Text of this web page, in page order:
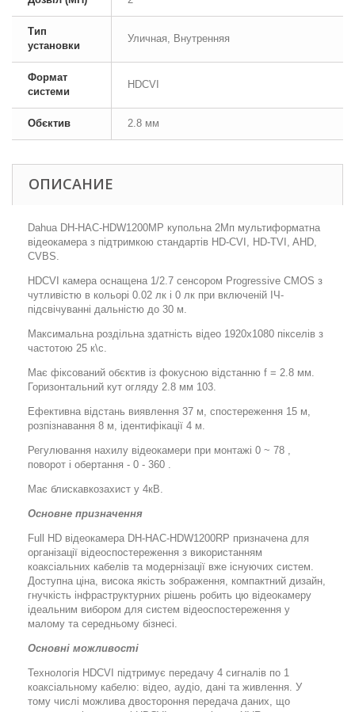
Тип
установки
Уличная, Внутренняя
Формат
системи
HDCVI
Обєктив 2.8 мм
ОПИСАНИЕ
Dahua DH-HAC-HDW1200MP купольна 2Мп мультиформатна
відеокамера з підтримкою стандартів HD-CVI, HD-TVI, AHD,
CVBS.
HDCVI камера оснащена 1/2.7 сенсором Progressive CMOS з
чутливістю в кольорі 0.02 лк і 0 лк при включеній ІЧ-
підсвічуванні дальністю до 30 м.
Максимальна роздільна здатність відео 1920x1080 пікселів з
частотою 25 к\с.
Має фіксований обєктив із фокусною відстанню f = 2.8 мм.
Горизонтальний кут огляду 2.8 мм 103.
Ефективна відстань виявлення 37 м, спостереження 15 м,
розпізнавання 8 м, ідентифікації 4 м.
Регулювання нахилу відеокамери при монтажі 0 ~ 78 ,
поворот і обертання - 0 - 360 .
Має блискавкозахист у 4кВ.
Основне призначення
Full HD відеокамера DH-HAC-HDW1200RP призначена для
організації відеоспостереження з використанням
коаксіальних кабелів та модернізації вже існуючих систем.
Доступна ціна, висока якість зображення, компактний дизайн,
гнучкість інфраструктурних рішень робить цю відеокамеру
ідеальним вибором для систем відеоспостереження у
малому та середньому бізнесі.
Основні можливості
Технологія HDCVI підтримує передачу 4 сигналів по 1
коаксіальному кабелю: відео, аудіо, дані та живлення. У
тому числі можлива двостороння передача даних, що